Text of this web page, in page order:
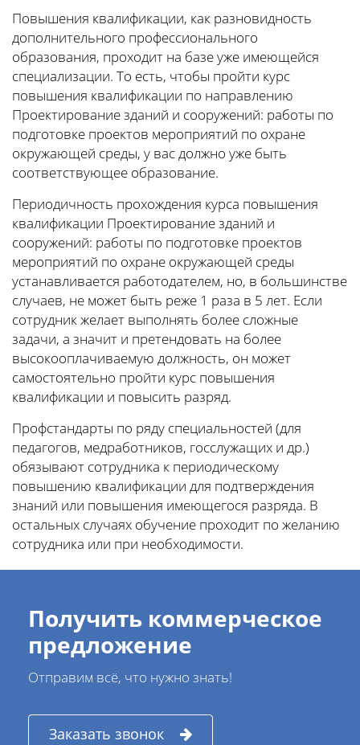
Повышения квалификации, как разновидность
дополнительного профессионального
образования, проходит на базе уже имеющейся
специализации. То есть, чтобы пройти курс
повышения квалификации по направлению
Проектирование зданий и сооружений: работы по
подготовке проектов мероприятий по охране
окружающей среды, у вас должно уже быть
соответствующее образование.
Периодичность прохождения курса повышения
квалификации Проектирование зданий и
сооружений: работы по подготовке проектов
мероприятий по охране окружающей среды
устанавливается работодателем, но, в большинстве
случаев, не может быть реже 1 раза в 5 лет. Если
сотрудник желает выполнять более сложные
задачи, а значит и претендовать на более
высокооплачиваемую должность, он может
самостоятельно пройти курс повышения
квалификации и повысить разряд.
Профстандарты по ряду специальностей (для
педагогов, медработников, госслужащих и др.)
обязывают сотрудника к периодическому
повышению квалификации для подтверждения
знаний или повышения имеющегося разряда. В
остальных случаях обучение проходит по желанию
сотрудника или при необходимости.
Получить коммерческое
предложение
Отправим всё, что нужно знать!
Заказать звонок